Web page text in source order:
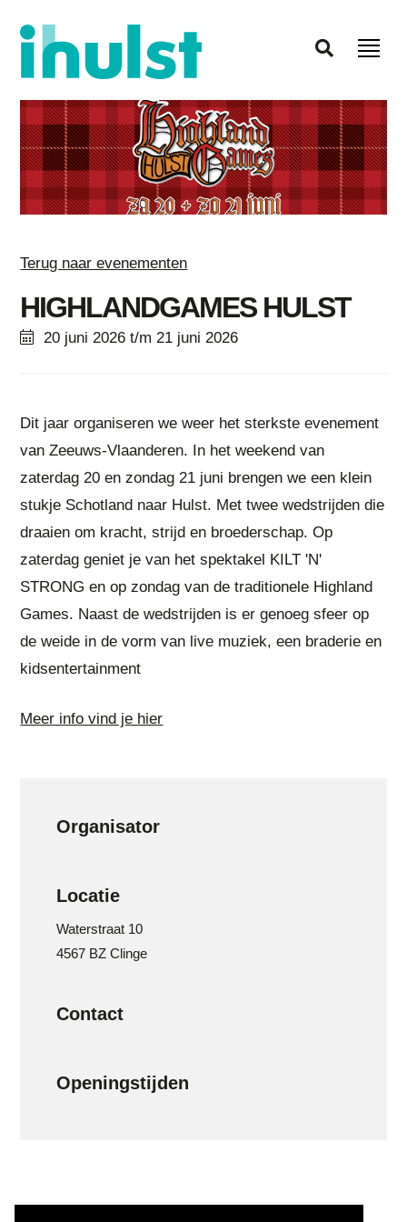
Terug naar evenementen
HIGHLANDGAMES HULST
20 juni 2026 t/m 21 juni 2026
Dit jaar organiseren we weer het sterkste evenement
van Zeeuws-Vlaanderen. In het weekend van
zaterdag 20 en zondag 21 juni brengen we een klein
stukje Schotland naar Hulst. Met twee wedstrijden die
draaien om kracht, strijd en broederschap. Op
zaterdag geniet je van het spektakel KILT 'N'
STRONG en op zondag van de traditionele Highland
Games. Naast de wedstrijden is er genoeg sfeer op
de weide in de vorm van live muziek, een braderie en
kidsentertainment
Meer info vind je hier
Organisator
Locatie
Waterstraat 10
4567 BZ Clinge
Contact
Openingstijden